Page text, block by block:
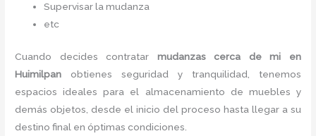
Supervisar la mudanza
etc
Cuando decides contratar mudanzas cerca de mi en
Huimilpan obtienes seguridad y tranquilidad, tenemos
espacios ideales para el almacenamiento de muebles y
demás objetos, desde el inicio del proceso hasta llegar a su
destino final en óptimas condiciones.